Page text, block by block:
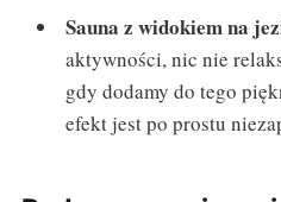
Sauna z widokiem na
aktywności, nic nie
gdy dodamy do tego
efekt jest po prostu